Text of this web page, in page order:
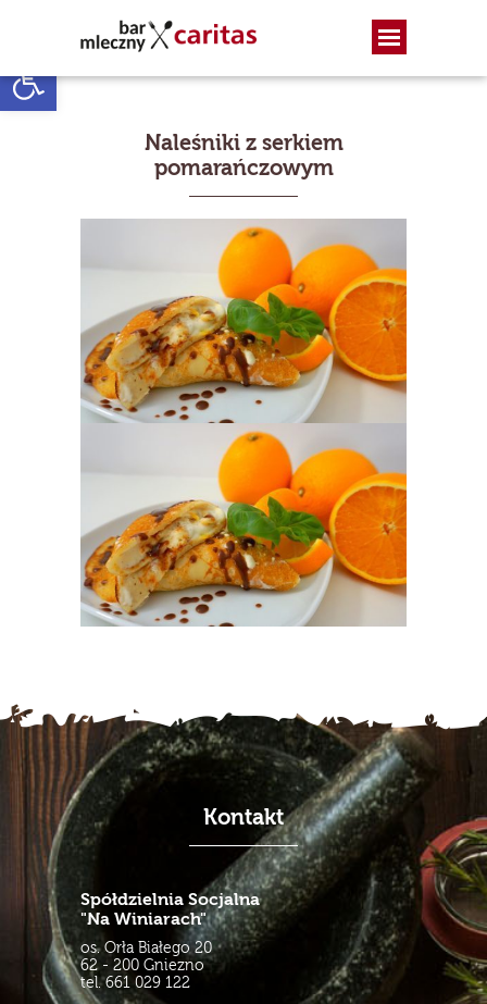
Otwórz pasek narzędzi
Naleśniki z serkiem
pomarańczowym
Kontakt
Spółdzielnia Socjalna
"Na Winiarach"
os. Orła Białego 20
62 - 200 Gniezno
tel. 661 029 122